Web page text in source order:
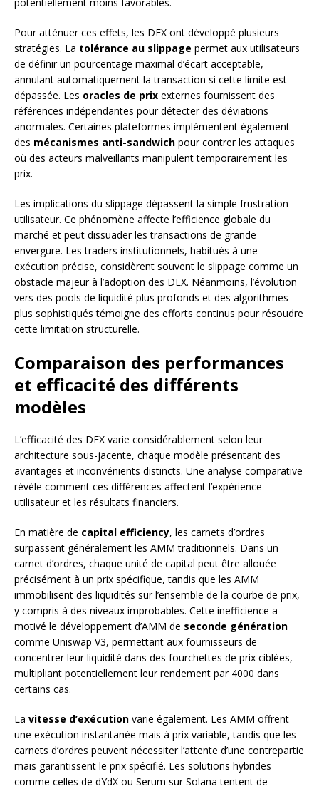
Pour atténuer ces effets, les DEX ont développé plusieurs
stratégies. La tolérance au slippage permet aux utilisateurs
de définir un pourcentage maximal d’écart acceptable,
annulant automatiquement la transaction si cette limite est
dépassée. Les oracles de prix externes fournissent des
références indépendantes pour détecter des déviations
anormales. Certaines plateformes implémentent également
des mécanismes anti-sandwich pour contrer les attaques
où des acteurs malveillants manipulent temporairement les
prix.
Les implications du slippage dépassent la simple frustration
utilisateur. Ce phénomène affecte l’efficience globale du
marché et peut dissuader les transactions de grande
envergure. Les traders institutionnels, habitués à une
exécution précise, considèrent souvent le slippage comme un
obstacle majeur à l’adoption des DEX. Néanmoins, l’évolution
vers des pools de liquidité plus profonds et des algorithmes
plus sophistiqués témoigne des efforts continus pour résoudre
cette limitation structurelle.
Comparaison des performances
et efficacité des différents
modèles
L’efficacité des DEX varie considérablement selon leur
architecture sous-jacente, chaque modèle présentant des
avantages et inconvénients distincts. Une analyse comparative
révèle comment ces différences affectent l’expérience
utilisateur et les résultats financiers.
En matière de capital efficiency, les carnets d’ordres
surpassent généralement les AMM traditionnels. Dans un
carnet d’ordres, chaque unité de capital peut être allouée
précisément à un prix spécifique, tandis que les AMM
immobilisent des liquidités sur l’ensemble de la courbe de prix,
y compris à des niveaux improbables. Cette inefficience a
motivé le développement d’AMM de seconde génération
comme Uniswap V3, permettant aux fournisseurs de
concentrer leur liquidité dans des fourchettes de prix ciblées,
multipliant potentiellement leur rendement par 4000 dans
certains cas.
La vitesse d’exécution varie également. Les AMM offrent
une exécution instantanée mais à prix variable, tandis que les
carnets d’ordres peuvent nécessiter l’attente d’une contrepartie
mais garantissent le prix spécifié. Les solutions hybrides
comme celles de dYdX ou Serum sur Solana tentent de